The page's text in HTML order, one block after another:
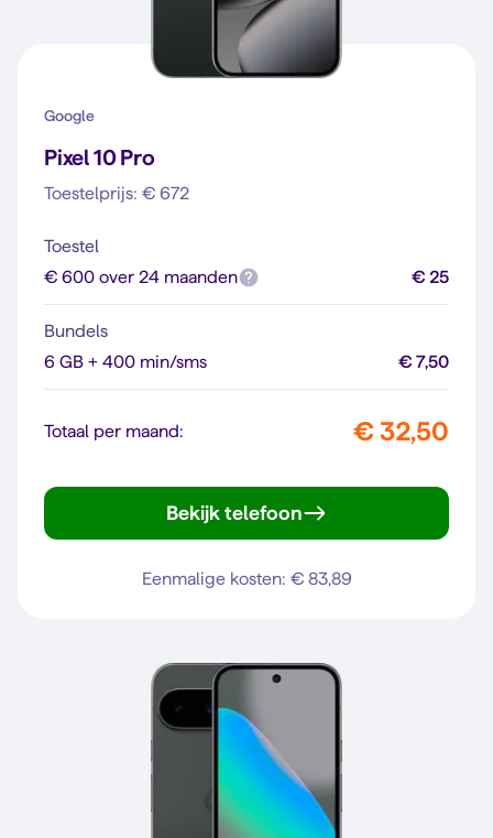
Google
Pixel 10 Pro
Toestelprijs: € 672
Toestel
€ 600 over 24 maanden
€ 25
Bundels
6 GB + 400 min/sms
€ 7,50
Totaal per maand: € 32,50
Bekijk telefoon
Eenmalige kosten: € 83,89